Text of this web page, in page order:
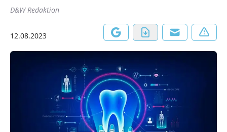
D&W Redaktion
12.08.2023